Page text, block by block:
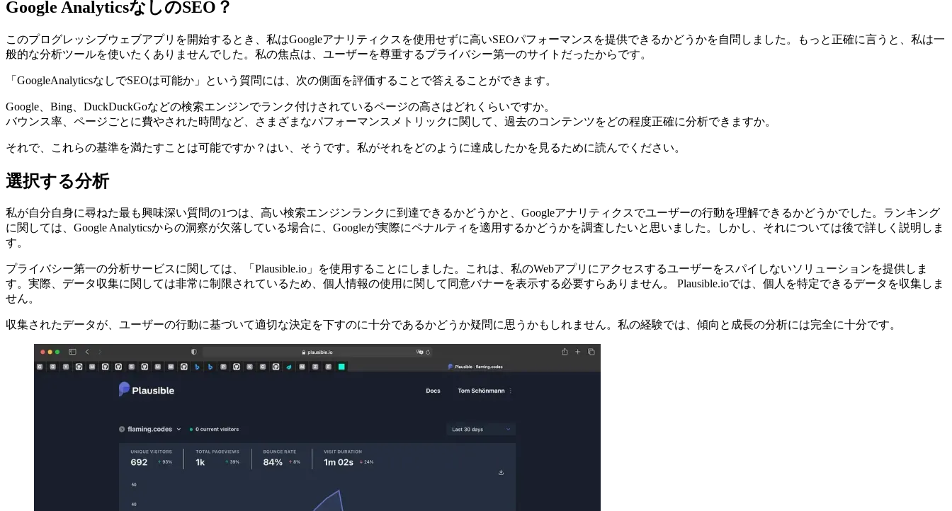
2021年7月9日
Google AnalyticsなしのSEO？
このプログレッシブウェブアプリを開始するとき、私はGoogleアナリティクスを使用せずに高いSEOパフォーマンスを提供できるかどうかを自問しました。もっと正確に言うと、私は一
「GoogleAnalyticsなしでSEOは可能か」という質問には、次の側面を評価することで答えることができます。
Google、Bing、DuckDuckGoなどの検索エンジンでランク付けされているページの高さはどれくらいですか。
それで、これらの基準を満たすことは可能ですか？はい、そうです。私がそれをどのように達成したかを見るために読んでください。
選択する分析
私が自分自身に尋ねた最も興味深い質問の1つは、高い検索エンジンランクに到達できるかどうかと、Googleアナリティクスでユーザーの行動を理解できるかどうかでした。ランキング
に関しては、Google Analyticsからの洞察が欠落している場合に、Googleが実際にペナルティを適用するかどうかを調査したいと思いました。しかし、それについては後で詳しく説明しま
す。
す。実際、データ収集に関しては非常に制限されているため、個人情報の使用に関して同意バナーを表示する必要すらありません。 Plausible.ioでは、個人を特定できるデータを収集しま
収集されたデータが、ユーザーの行動に基づいて適切な決定を下すのに十分であるかどうか疑問に思うかもしれません。私の経験では、傾向と成長の分析には完全に十分です。